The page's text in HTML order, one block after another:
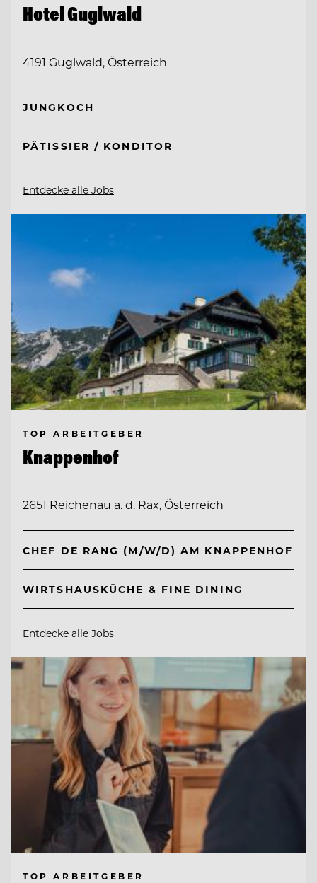
Hotel Guglwald
4191 Guglwald, Österreich
JUNGKOCH
PÂTISSIER / KONDITOR
Entdecke alle Jobs
TOP ARBEITGEBER
Knappenhof
2651 Reichenau a. d. Rax, Österreich
CHEF DE RANG (M/W/D) AM KNAPPENHOF
WIRTSHAUSKÜCHE & FINE DINING
Entdecke alle Jobs
TOP ARBEITGEBER